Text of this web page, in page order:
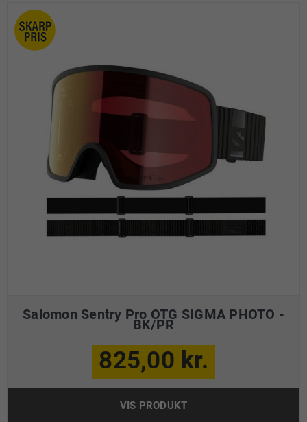
Salomon Sentry Pro OTG SIGMA PHOTO -
BK/PR
825,00 kr.
VIS PRODUKT